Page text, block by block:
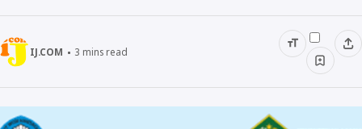
Dapodikdasmen
Info GTK
IJ.COM 3 mins read